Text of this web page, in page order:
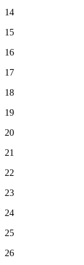
14
15
16
17
18
19
20
21
22
23
24
25
26